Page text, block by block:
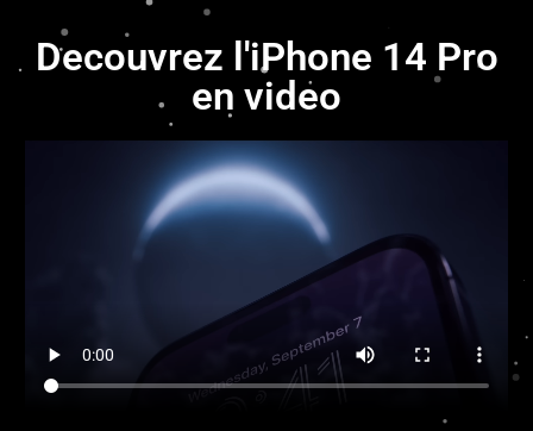
Decouvrez l'iPhone 14 Pro
en video